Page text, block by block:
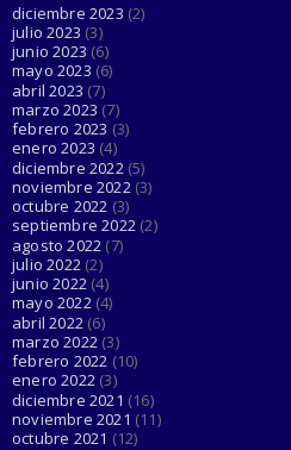
diciembre 2023 (2)
julio 2023 (3)
junio 2023 (6)
mayo 2023 (6)
abril 2023 (7)
marzo 2023 (7)
febrero 2023 (3)
enero 2023 (4)
diciembre 2022(5)
noviembre 2022(3)
octubre 2022 (3)
septiembre 2022 (2)
agosto 2022 (7)
julio 2022 (2)
junio 2022 (4)
mayo 2022(4)
abril 2022 (6)
marzo 2022 (3)
febrero 2022 (10)
enero 2022 (3)
diciembre 2021 (16)
noviembre 2021 (11)
octubre 2021 (12)